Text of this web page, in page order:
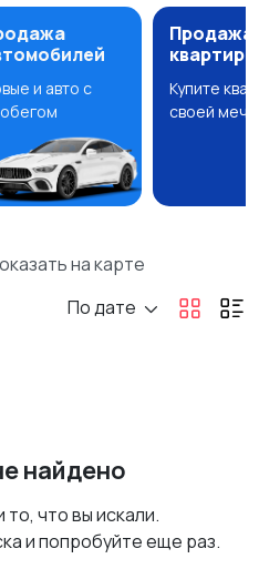
и авто с
Продажа
квартир
Купите
своей
на карте
По дате
найдено
что вы искали.
и попробуйте еще раз.